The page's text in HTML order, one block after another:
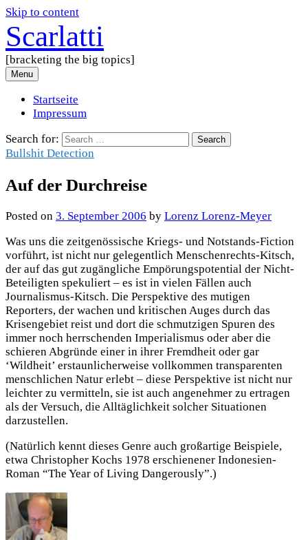
Skip to content
Scarlatti
[bracketing the big topics]
Menu
Startseite
Impressum
Search for:
Bullshit Detection
Auf der Durchreise
Posted on 3. September 2006 by Lorenz Lorenz-Meyer
Was uns die zeitgenössische Kriegs- und Notstands-Fiction
vorführt, ist nicht nur gelegentlich Menschenrechts-Kitsch,
der auf das gut zugängliche Empörungspotential der Nicht-
Beteiligten spekuliert – es ist in vielen Fällen auch
Journalismus-Kitsch. Die Perspektive des mutigen
Reporters, der wachen und kritischen Auges durch das
Krisengebiet reist und dort die schmutzigen Spuren des
immer noch herrschenden Imperialismus oder aber die
schieren Abgründe einer in ihrer Fremdheit oder gar
‘Wildheit’ erstaunlicherweise vollkommen transparenten
menschlichen Natur erlebt – diese Perspektive ist nicht nur
leichter zu vermitteln, sie ist auch angenehmer zu ertragen
als der Versuch, die Alltäglichkeit solcher Situationen
darzustellen.
(Natürlich kennt dieses Genre auch großartige Beispiele,
etwa Christopher Kochs 1978 erschienener Indonesien-
Roman “The Year of Living Dangerously”.)